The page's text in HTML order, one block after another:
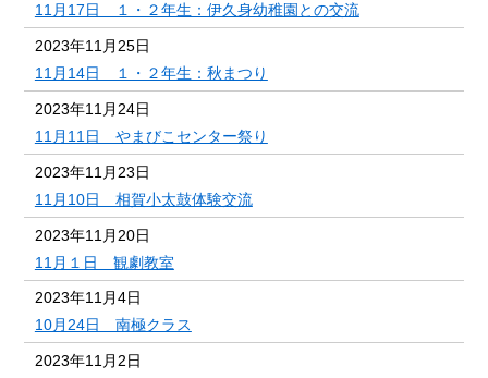
11月17日 １・２年生：伊久身幼稚園との交流
2023年11月25日
11月14日 １・２年生：秋まつり
2023年11月24日
11月11日 やまびこセンター祭り
2023年11月23日
11月10日 相賀小太鼓体験交流
2023年11月20日
11月１日 観劇教室
2023年11月4日
10月24日 南極クラス
2023年11月2日